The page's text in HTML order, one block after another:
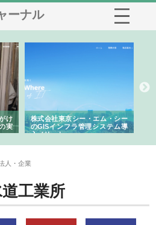
ーナル
け
実
株式会社東京シー・エム・シー
のGISインフラ管理システム導
入メリット
人・企業
工業所